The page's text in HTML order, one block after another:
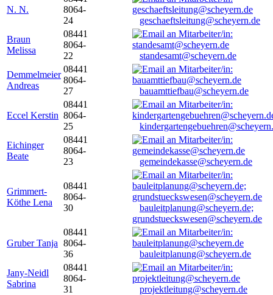
N. N.
8064-
24
geschaeftsleitung@scheyern.de
Braun
Melissa
08441
8064-
22
standesamt@scheyern.de
Demmelmeier
Andreas
08441
8064-
27
bauamttiefbau@scheyern.de
Eccel Kerstin
08441
8064-
25
Eichinger
Beate
08441
8064-
23
gemeindekasse@scheyern.de
Grimmert-
Köthe Lena
08441
8064-
30
bauleitplanung@scheyern.de;
grundstueckswesen@scheyern.de
Gruber Tanja
08441
8064-
36
bauleitplanung@scheyern.de
Jany-Neidl
Sabrina
08441
8064-
31
projektleitung@scheyern.de